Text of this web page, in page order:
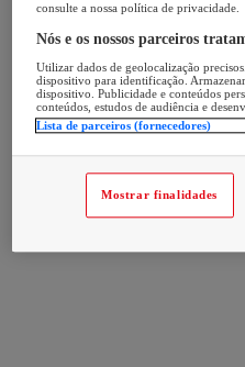
consulte a nossa política de privacidade.
Nós e os nossos parceiros
Utilizar dados de geolocalização
dispositivo para identificação.
dispositivo. Publicidade e conteúdos
conteúdos, estudos de audiência e
Lista de parceiros (fornecedores)
Mostrar finalidades